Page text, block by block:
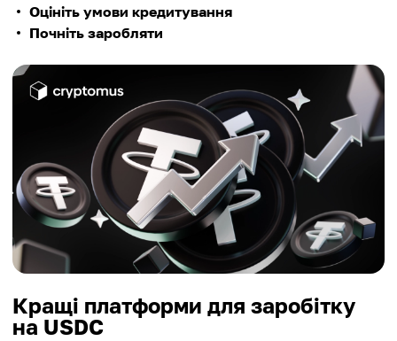
Оцініть умови кредитування
Почніть заробляти
Кращі платформи для заробітку
на USDC